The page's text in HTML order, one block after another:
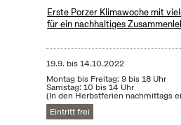
Erste Porzer Klimawoche mit
für ein nachhaltiges
19.9. bis14.10.2022
Montag bis Freitag: 9 bis 18 Uhr
Samstag: 10 bis 14 Uhr
(In den Herbstferien nachmittags
Eintritt frei